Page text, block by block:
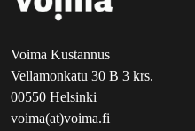
Voima Kustannus
Vellamonkatu 30 B 3 krs.
00550 Helsinki
voima(at)voima.fi